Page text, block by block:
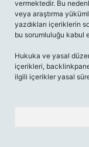
vermektedir. Bu
veya araştırma
yazdıkları içeriklerin
bu sorumluluğu kabul
Hukuka ve yasal
içerikleri,
ilgili içerikler yasal